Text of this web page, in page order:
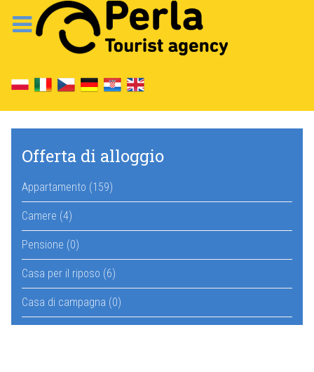
Offerta di alloggio
Appartamento (159)
Camere (4)
Pensione (0)
Casa per il riposo (6)
Casa di campagna (0)